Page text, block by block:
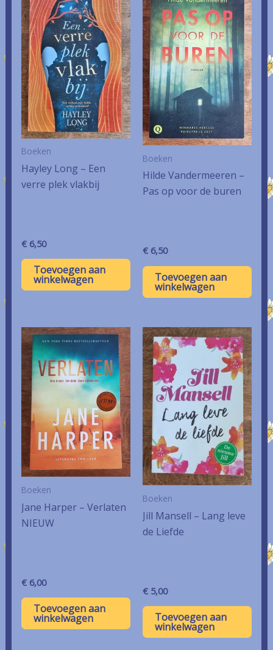
Boeken
Hayley Long – Een
verre plek vlakbij
€6,50
Toevoegen aan
winkelwagen
Boeken
Hilde Vandermeeren –
Pas op voor de buren
€ 6,50
Toevoegen aan
winkelwagen
Boeken
Jane Harper – Verlaten
NIEUW
€6,00
Toevoegen aan
winkelwagen
Boeken
Jill Mansell – Lang leve
de Liefde
€ 5,00
Toevoegen aan
winkelwagen